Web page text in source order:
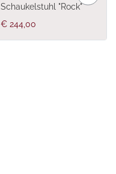
Schaukelstuhl "Rock"
€ 244,00